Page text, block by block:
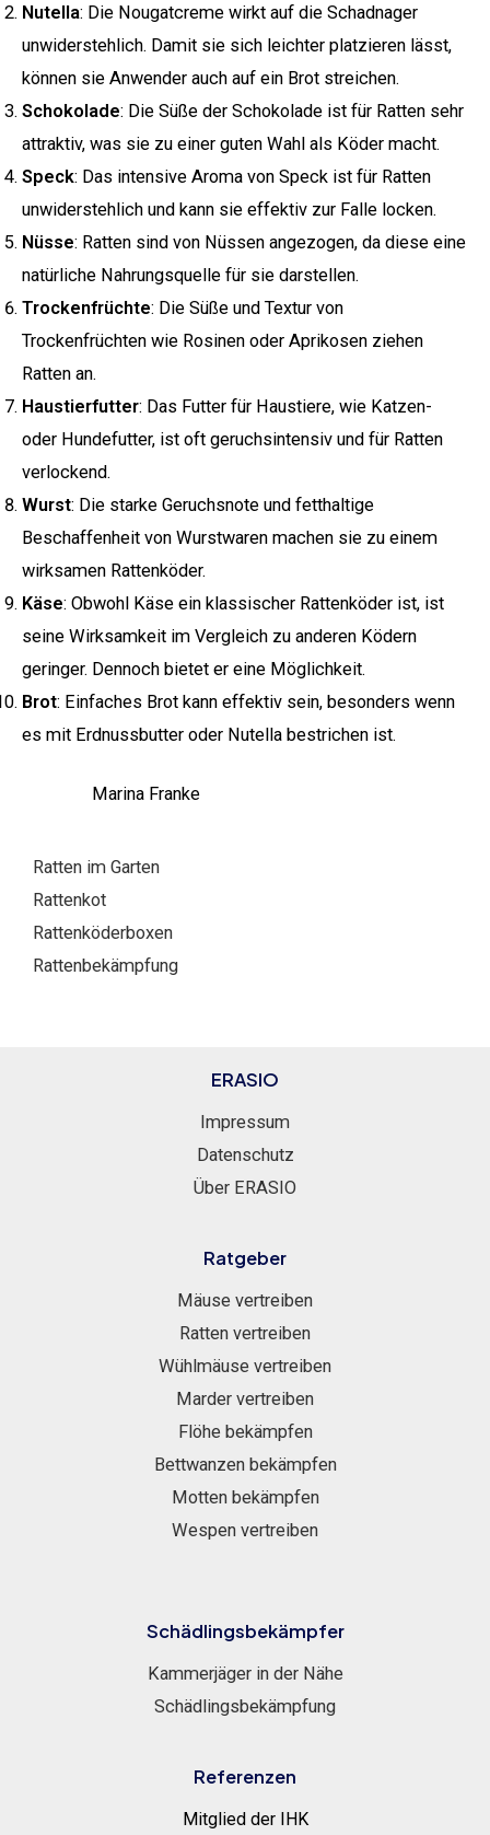
Nutella: Die Nougatcreme wirkt auf die Schadnager
unwiderstehlich. Damit sie sich leichter platzieren lässt,
können sie Anwender auch auf ein Brot streichen.
Schokolade: Die Süße der Schokolade ist für Ratten sehr
attraktiv, was sie zu einer guten Wahl als Köder macht.
Speck: Das intensive Aroma von Speck ist für Ratten
unwiderstehlich und kann sie effektiv zur Falle locken.
Nüsse: Ratten sind von Nüssen angezogen, da diese eine
natürliche Nahrungsquelle für sie darstellen.
Trockenfrüchte: Die Süße und Textur von
Trockenfrüchten wie Rosinen oder Aprikosen ziehen
Ratten an.
Haustierfutter: Das Futter für Haustiere, wie Katzen-
oder Hundefutter, ist oft geruchsintensiv und für Ratten
verlockend.
Wurst: Die starke Geruchsnote und fetthaltige
Beschaffenheit von Wurstwaren machen sie zu einem
wirksamen Rattenköder.
Käse: Obwohl Käse ein klassischer Rattenköder ist, ist
seine Wirksamkeit im Vergleich zu anderen Ködern
geringer. Dennoch bietet er eine Möglichkeit.
Brot: Einfaches Brot kann effektiv sein, besonders wenn
es mit Erdnussbutter oder Nutella bestrichen ist.
Marina Franke
Ratten im Garten
Rattenkot
Rattenköderboxen
Rattenbekämpfung
ERASIO
Impressum
Datenschutz
Über ERASIO
Ratgeber
Mäuse vertreiben
Ratten vertreiben
Wühlmäuse vertreiben
Marder vertreiben
Flöhe bekämpfen
Bettwanzen bekämpfen
Motten bekämpfen
Wespen vertreiben
Schädlingsbekämpfer
Kammerjäger in der Nähe
Schädlingsbekämpfung
Referenzen
Mitglied der IHK